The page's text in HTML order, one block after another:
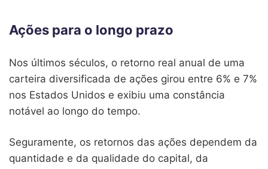
Ações para o longo prazo
Nos últimos séculos, o retorno real anual de uma
carteira diversificada de ações girou entre 6% e 7%
nos Estados Unidos e exibiu uma constância
notável ao longo do tempo.
Seguramente, os retornos das ações dependem da
quantidade e da qualidade do capital, da